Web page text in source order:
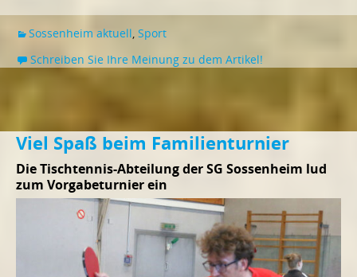
Sossenheim aktuell, Sport
Schreiben Sie Ihre Meinung zu dem Artikel!
Viel Spaß beim Familienturnier
Die Tischtennis-Abteilung der SG Sossenheim lud
zum Vorgabeturnier ein